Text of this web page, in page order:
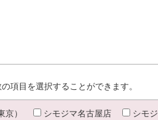
項目を選択することができます。
） シモジマ名古屋店 シモ